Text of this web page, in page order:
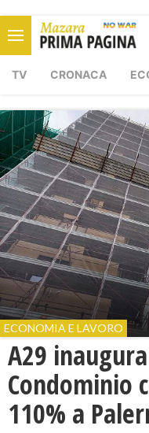
TV CRONACA
ECONOMIA E LAVORO
A29
Condominio
110% a